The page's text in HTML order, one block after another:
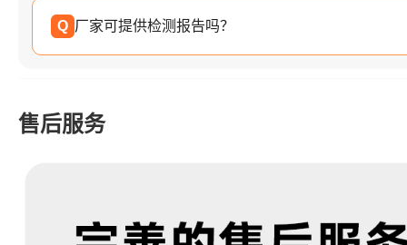
Q 厂家可提供检测报告吗？
售后服务